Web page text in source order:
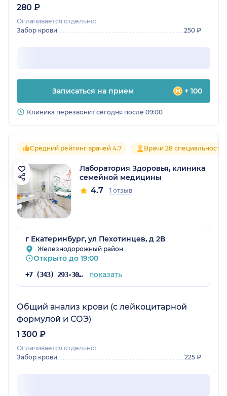
280 ₽
Оплачивается отдельно:
Забор крови
250 ₽
Записаться на прием + 100
Клиника перезвонит сегодня после 09:00
Средний рейтинг врачей 4.7 Врачи 28
Лаборатория Здоровья, клиника
семейной медицины
4.7 1 отзыв
г Екатеринбург, ул Пехотинцев, д 2В
Железнодорожный район
Открыто до 19:00
+7 (343) 293-30-51 показать
Общий анализ крови (с лейкоцитарной
формулой и СОЭ)
1 300 ₽
Оплачивается отдельно:
Забор крови
225 ₽